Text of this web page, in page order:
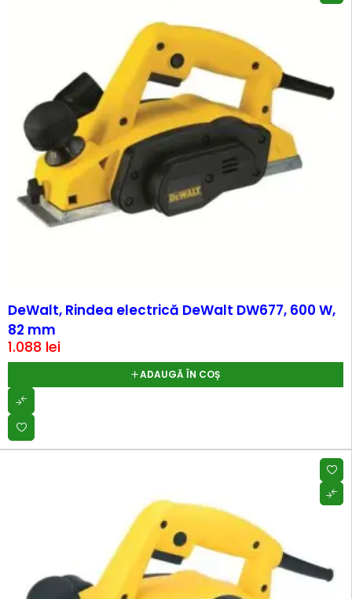
DeWalt, Rindea electrică DeWalt DW677, 600 W,
82 mm
1.088 lei
ADAUGĂ ÎN COȘ